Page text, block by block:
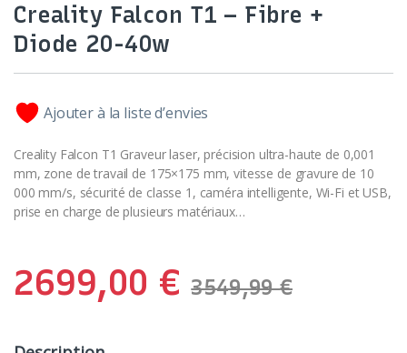
Creality Falcon T1 – Fibre +
Diode 20-40w
Ajouter à la liste d’envies
Creality Falcon T1 Graveur laser, précision ultra-haute de 0,001
mm, zone de travail de 175×175 mm, vitesse de gravure de 10
000 mm/s, sécurité de classe 1, caméra intelligente, Wi-Fi et USB,
prise en charge de plusieurs matériaux…
2699,00 € 3549,99€